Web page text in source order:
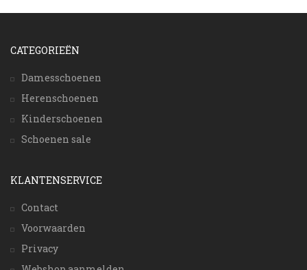
CATEGORIEËN
Damesschoenen
Herenschoenen
Kinderschoenen
Schoenen sale
KLANTENSERVICE
Contact
Voorwaarden
Privacy